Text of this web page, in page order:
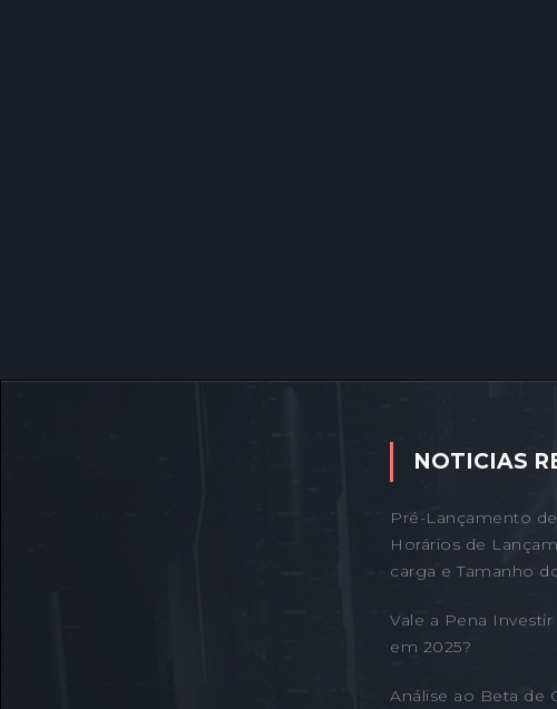
NOTICIAS
Pré-Lançamento
Horários de
carga e Tamanho
Vale a Pena
em 2025?
Análise ao Beta de